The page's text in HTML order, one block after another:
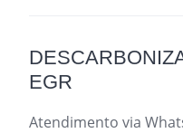
EGR
Atendimento via